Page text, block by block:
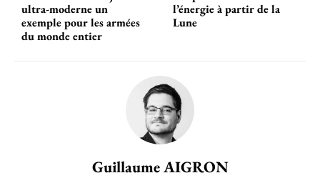
ultra-moderne un
exemple pour les armées
du monde entier
l’énergie à partir de la
Lune
Guillaume AIGRON